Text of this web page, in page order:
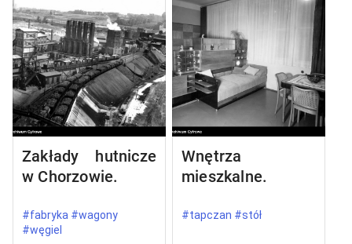
Zakłady hutnicze
w Chorzowie.
#fabryka #wagony
#węgiel
Wnętrza
mieszkalne.
#tapczan #stół